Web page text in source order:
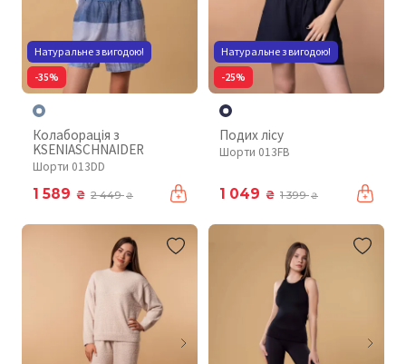
Натуральне з вигодою!
-35%
Колаборація з
KSENIASCHNAIDER
Шорти 013DD
1 589 ₴ 2 449₴
Натуральне з вигодою!
-25%
Подих лісу
Шорти 013FB
1 049 ₴ 1 399₴